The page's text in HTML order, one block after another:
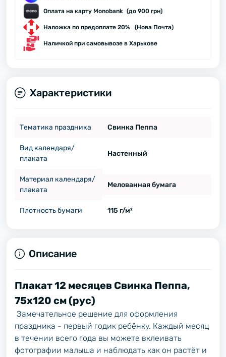
Оплата на карту Monobank (до 900 грн)
Наложка по предоплате 20% (Нова Почта)
Наличкой при самовывозе в Харькове
Характеристики
Тематика праздника Свинка Пеппа
Вид календаря/
плаката
Настенный
Материал календаря/
плаката
Мелованная бумага
Плотность бумаги 115 г/м²
Описание
Плакат 12 месяцев Свинка Пеппа,
75х120 см (рус)
Замечательное решение для оформления
праздника - первый годик ребёнку. Каждый месяц
в течении всего года вы можете вклеивать
фотографии малыша и наблюдать как он растёт и